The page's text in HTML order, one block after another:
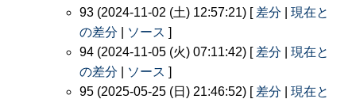
93 (2024-11-02 (土) 12:57:21) [ 差分
現在と
の差分
ソース ]
94 (2024-11-05 (火) 07:11:42) [ 差分
現在と
の差分
ソース ]
95 (2025-05-25 (日) 21:46:52) [ 差分 現在と